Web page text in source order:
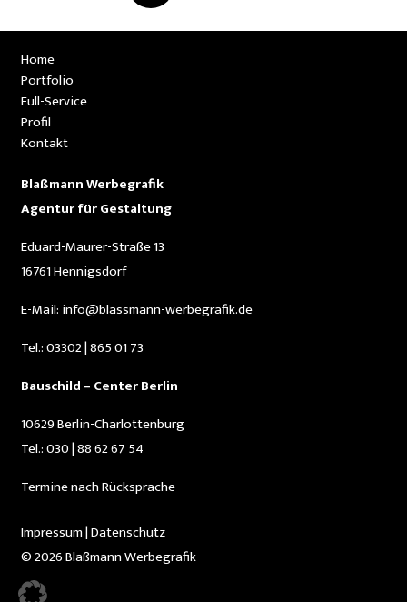
Home
Portfolio
Full-Service
Profil
Kontakt
Blaßmann Werbegrafik
Agentur für Gestaltung
Eduard-Maurer-Straße 13
16761 Hennigsdorf
E-Mail: info@blassmann-werbegrafik.de
Tel.:03302 | 865 01 73
Bauschild – Center Berlin
10629 Berlin-Charlottenburg
Tel.:030 | 88 62 67 54
Termine nach Rücksprache
Impressum|Datenschutz
© 2026 Blaßmann Werbegrafik